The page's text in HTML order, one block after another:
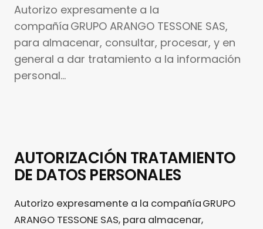
Autorizo expresamente a la
compañía GRUPO ARANGO TESSONE SAS,
para almacenar, consultar, procesar, y en
general a dar tratamiento a la información
personal...
AUTORIZACIÓN TRATAMIENTO
DE DATOS PERSONALES
Autorizo expresamente a la compañía GRUPO
ARANGO TESSONE SAS, para almacenar,